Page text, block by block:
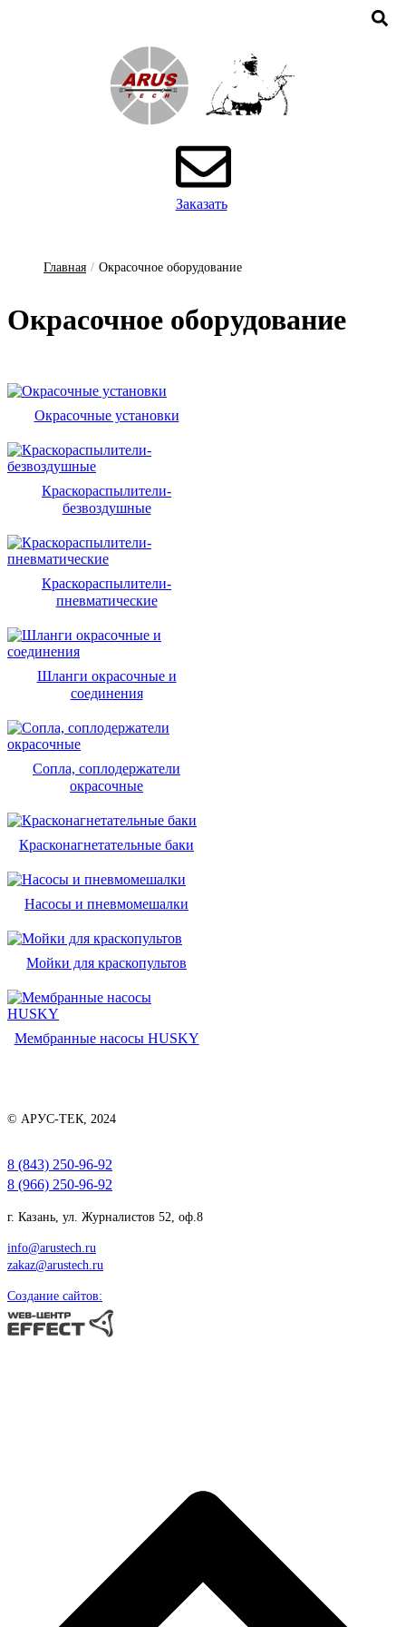
Заказать
Главная / Окрасочное оборудование
Ок­ра­соч­ное о­бо­ру­до­ва­ние
Окрасочные установки
Краскораспылители-
безвоздушные
Краскораспылители-
пневматические
Шланги окрасочные и
соединения
Сопла, соплодержатели
окрасочные
Красконагнетательные баки
Насосы и пневмомешалки
Мойки для краскопультов
Мембранные насосы HUSKY
© АРУС-ТЕК, 2024
8 (843) 250-96-92
8 (966) 250-96-92
г. Казань, ул. Журналистов 52, оф.8
info@arustech.ru
zakaz@arustech.ru
Создание сайтов: